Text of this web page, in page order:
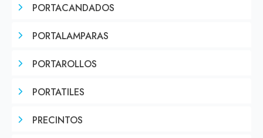
PORTACANDADOS
PORTALAMPARAS
PORTAROLLOS
PORTATILES
PRECINTOS